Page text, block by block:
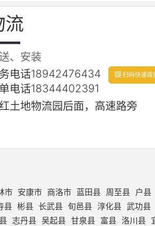
流
、安装
电话18942476434
电话18344402391
扫码快速拨
红土地物流园后面，高速路旁
市 安康市 商洛市 蓝田县 周至县 户县
县 彬县 长武县 旬邑县 淳化县 武功县
志丹县 吴起县 甘泉县 富县 洛川县